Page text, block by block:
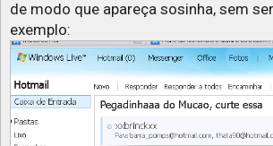
de modo que apareça sosinha, sem
exemplo: